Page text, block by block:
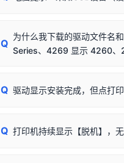
（提醒：此方式仅在安装老款驱
排除线材松动后，可尝试更
将USB数据线两端全部拔下
台式电脑请务必插在机箱后
尝试更换一条带双磁环屏蔽
Q
为什么我下载的驱动文件名
Series、4269 显示 4260、
这是打印机行业普遍采用的**
为了提高开发和维护效率，官
Q 驱动显示安装完成，但点打
观察打印机指示灯： 🟢 绿
Q 打印机持续显示【脱机】，无